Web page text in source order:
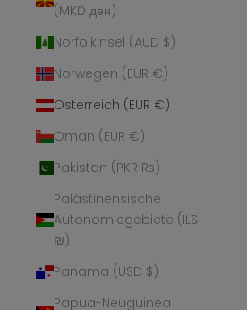
(MKD ден)
Norfolkinsel (AUD $)
Norwegen (EUR €)
Österreich (EUR €)
Oman (EUR €)
Pakistan (PKR ₨)
Palästinensische
Autonomiegebiete (ILS
₪)
Panama (USD $)
Papua-Neuguinea